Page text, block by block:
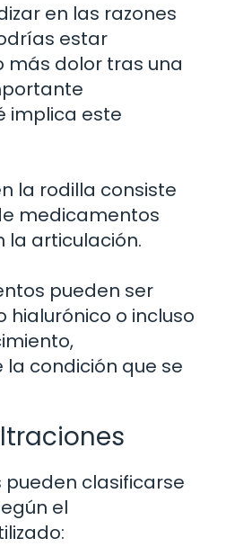
en las razones
estar
dolor tras una
implica este
la rodilla consiste
medicamentos
articulación.
pueden ser
hialurónico o incluso
condición que se
pueden clasificarse
el